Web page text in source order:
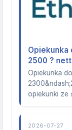
Opiekunka
2500 ?
Opiekunka
opiekunki ze
2026-07-27